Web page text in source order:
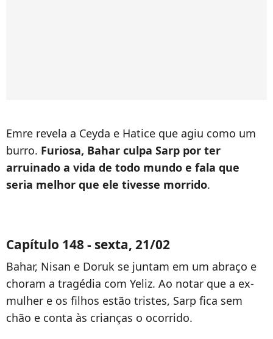
Emre revela a Ceyda e Hatice que agiu como um
burro. Furiosa, Bahar culpa Sarp por ter
arruinado a vida de todo mundo e fala que
seria melhor que ele tivesse morrido.
Capítulo 148 - sexta, 21/02
Bahar, Nisan e Doruk se juntam em um abraço e
choram a tragédia com Yeliz. Ao notar que a ex-
mulher e os filhos estão tristes, Sarp fica sem
chão e conta às crianças o ocorrido.